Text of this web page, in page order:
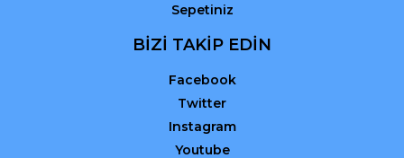
Sepetiniz
BİZİ TAKİP EDİN
Facebook
Twitter
Instagram
Youtube